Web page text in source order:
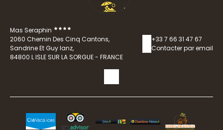
Mas Seraphin
2060 Chemin Des Cinq Cantons,
Sandrine Et Guy Ianz,
84800 L ISLE SUR LA SORGUE - FRANCE
+33 7 66 31 47 67
Contacter par email